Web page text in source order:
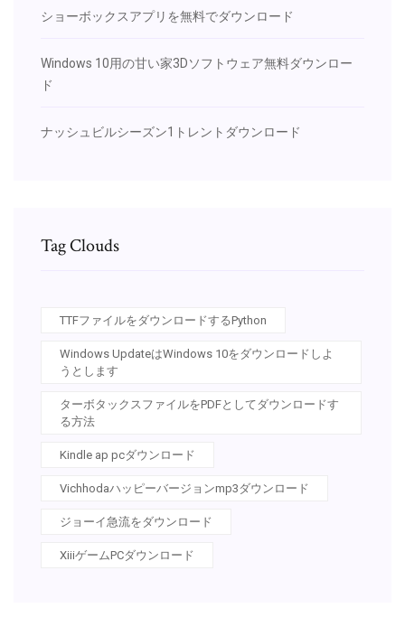
ショーボックスアプリを無料でダウンロード
Windows 10用の甘い家3Dソフトウェア無料ダウンロー
ド
ナッシュビルシーズン1トレントダウンロード
Tag Clouds
TTFファイルをダウンロードするPython
Windows UpdateはWindows 10をダウンロードしよ
うとします
ターボタックスファイルをPDFとしてダウンロードす
る方法
Kindle ap pcダウンロード
Vichhodaハッピーバージョンmp3ダウンロード
ジョーイ急流をダウンロード
XiiiゲームPCダウンロード